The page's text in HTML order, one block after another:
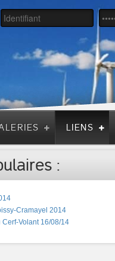
LIENS
:
Cramayel 2014
Volant 16/08/14